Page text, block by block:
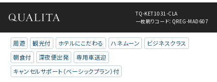
TQ-KET1031-CLA
一枚刷りコード：QREG-MAD607
周遊 観光付 ホテルにこだわる ハネムーン
ビジネスクラス
朝食付
深夜便出発
専用車送迎
キャンセルサポート（ベーシックプラン）付